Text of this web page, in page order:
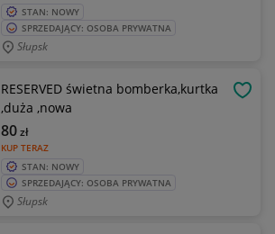
STAN: NOWY
SPRZEDAJĄCY: OSOBA PRYWATNA
Słupsk
RESERVED świetna bomberka,kurtka
,duża ,nowa
KUP TERAZ
80zł
STAN: NOWY
SPRZEDAJĄCY: OSOBA PRYWATNA
Słupsk